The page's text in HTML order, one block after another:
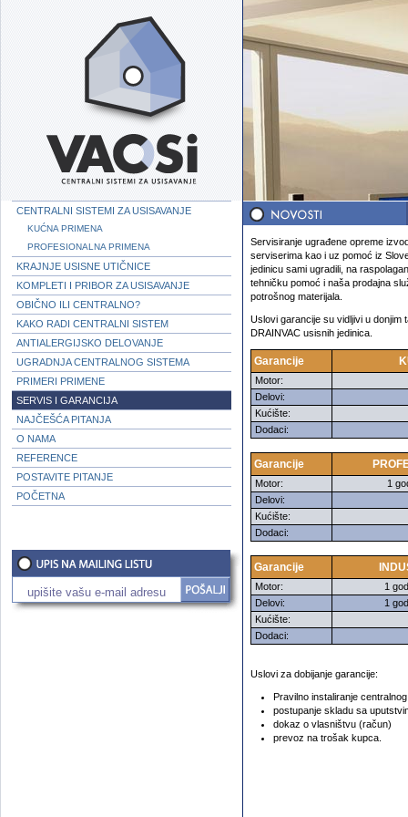
Servisiranje ugrađene opreme
serviserima kao i uz pomoć iz
jedinicu sami ugradili, na
tehničku pomoć i naša prodajna
potrošnog materijala.
Uslovi garancije su vidljivi u donjim
DRAINVAC usisnih jedinica.
Garancije
Motor:
Delovi:
Kućište:
Dodaci:
Garancije
Motor:
1
Delovi:
Kućište:
Dodaci:
Garancije
Motor:
1
Delovi:
1
Kućište:
Dodaci:
Uslovi za dobijanje garancije:
Pravilno instaliranje
postupanje skladu sa
dokaz o vlasništvu (račun)
prevoz na trošak kupca.
CENTRALNI SISTEMI ZA USISAVANJE
KUĆNA PRIMENA
PROFESIONALNA PRIMENA
KRAJNJE USISNE UTIČNICE
KOMPLETI I PRIBOR ZA USISAVANJE
OBIČNO ILI CENTRALNO?
KAKO RADI CENTRALNI SISTEM
ANTIALERGIJSKO DELOVANJE
UGRADNJA CENTRALNOG SISTEMA
PRIMERI PRIMENE
SERVIS I GARANCIJA
NAJČEŠĆA PITANJA
O NAMA
REFERENCE
POSTAVITE PITANJE
POČETNA